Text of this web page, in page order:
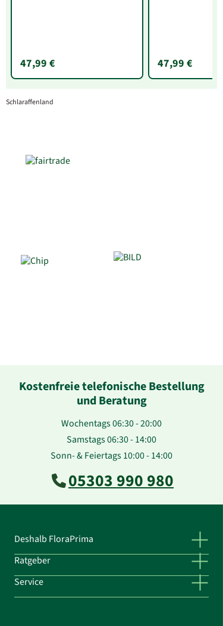
47,99 € 47,99 €
Schlaraffenland
Kostenfreie telefonische Bestellung
und Beratung
Wochentags 06:30 - 20:00
Samstags 06:30 - 14:00
Sonn- & Feiertags 10:00 - 14:00
05303 990 980
Deshalb FloraPrima
Ratgeber
Service